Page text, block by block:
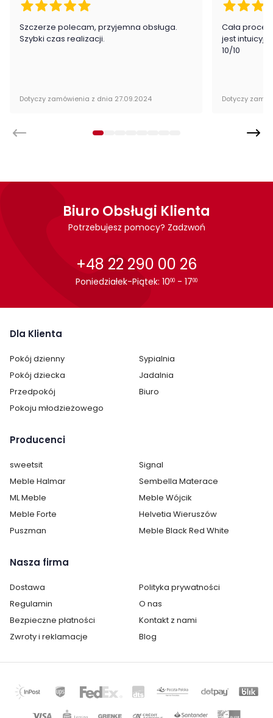
Obciążenie max [kg]: 150
5 elementów w zestawie
Unieś krawędź mebla bądź obiektu za pomocą dźwigni. Wsuń
płytkę z rolką po czym opuść obiekt. Powtórz czynność
Cechy charakterystyczne
Szerokość: 5 cm
Szczerze polecam, przyjemna obsługa.
Szybki czas realizacji.
Dotyczy zamówienia z dnia 27.09.2024
Cała
jest
10/10
Dotyczy
Biuro Obsługi Klienta
Potrzebujesz pomocy? Zadzwoń
+48 22 290 00 26
Poniedziałek-Piątek: 1000 - 1700
Dla Klienta
Pokój dzienny
Sypialnia
Pokój dziecka
Jadalnia
Przedpokój
Biuro
Pokoju młodzieżowego
Producenci
sweetsit
Signal
Meble Halmar
Sembella Materace
ML Meble
Meble Wójcik
Meble Forte
Helvetia Wieruszów
Puszman
Meble Black Red White
Nasza firma
Dostawa
Polityka prywatności
Regulamin
O nas
Bezpieczne płatności
Kontakt z nami
Zwroty i reklamacje
Blog